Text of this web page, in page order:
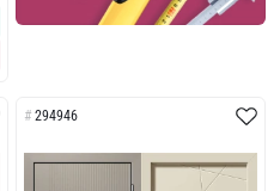
294946